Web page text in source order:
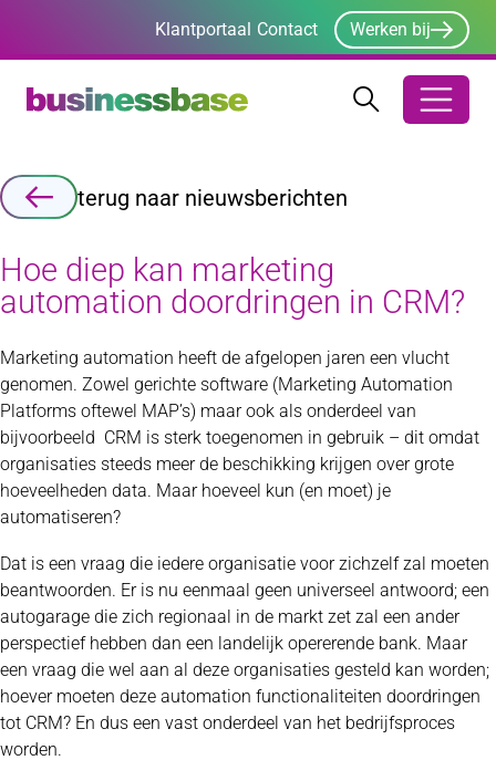
Klantportaal Contact Werken bij
Zoeken Zoeken
terug naar nieuwsberichten
Hoe diep kan marketing
automation doordringen in CRM?
Marketing automation heeft de afgelopen jaren een vlucht
genomen. Zowel gerichte software (Marketing Automation
Platforms oftewel MAP’s) maar ook als onderdeel van
bijvoorbeeld CRM is sterk toegenomen in gebruik – dit omdat
organisaties steeds meer de beschikking krijgen over grote
hoeveelheden data. Maar hoeveel kun (en moet) je
automatiseren?
Dat is een vraag die iedere organisatie voor zichzelf zal moeten
beantwoorden. Er is nu eenmaal geen universeel antwoord; een
autogarage die zich regionaal in de markt zet zal een ander
perspectief hebben dan een landelijk opererende bank. Maar
een vraag die wel aan al deze organisaties gesteld kan worden;
hoever moeten deze automation functionaliteiten doordringen
tot CRM? En dus een vast onderdeel van het bedrijfsproces
worden.